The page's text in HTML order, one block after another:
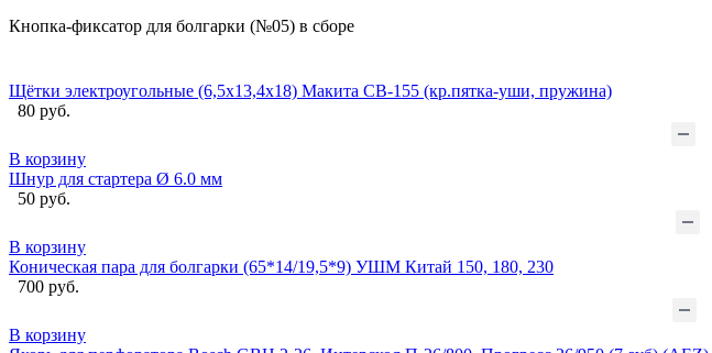
Кнопка-фиксатор для болгарки (№05) в сборе
Щётки электроугольные (6,5х13,4х18) Макита CB-155 (кр.пятка-уши, пружина)
80 руб.
В корзину
Шнур для стартера Ø 6.0 мм
50 руб.
В корзину
Коническая пара для болгарки (65*14/19,5*9) УШМ Китай 150, 180, 230
700 руб.
В корзину